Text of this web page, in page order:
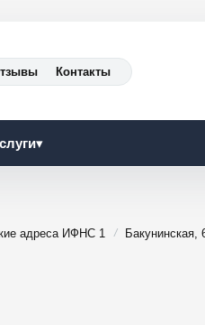
Контакты
▾
адреса ИФНС 1 Бакунинская,